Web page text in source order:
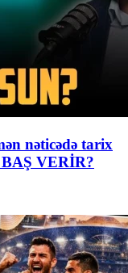
nəticədə tarix
VERİR?